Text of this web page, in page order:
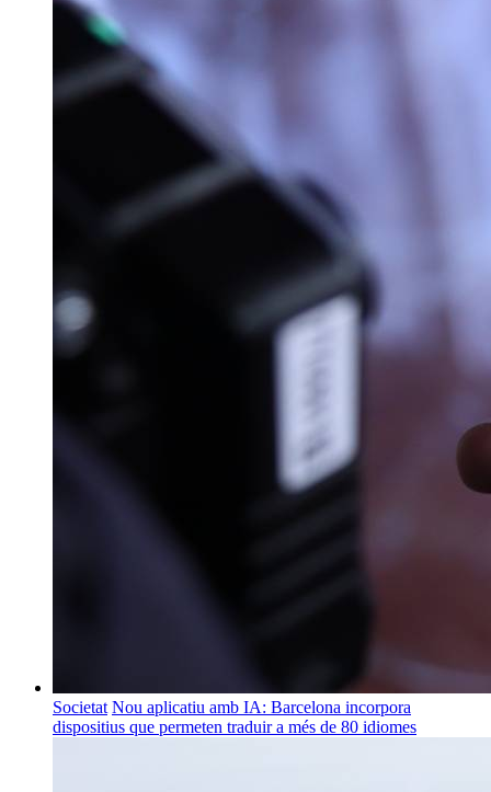
Societat Nou aplicatiu amb IA: Barcelona incorpora
dispositius que permeten traduir a més de 80 idiomes